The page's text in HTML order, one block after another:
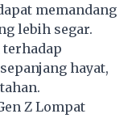
memandang
lebih segar.
hayat,
Z Lompat